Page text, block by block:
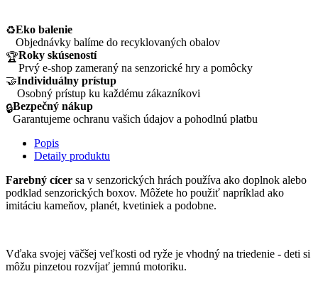
♻️Eko balenie
Objednávky balíme do recyklovaných obalov
🏆Roky skúseností
Prvý e-shop zameraný na senzorické hry a pomôcky
🤝Individuálny prístup
Osobný prístup ku každému zákazníkovi
🔒Bezpečný nákup
Garantujeme ochranu vašich údajov a pohodlnú platbu
Popis
Detaily produktu
Farebný cícer sa v senzorických hrách používa ako doplnok alebo
podklad senzorických boxov. Môžete ho použiť napríklad ako
imitáciu kameňov, planét, kvetiniek a podobne.
Vďaka svojej väčšej veľkosti od ryže je vhodný na triedenie - deti si
môžu pinzetou rozvíjať jemnú motoriku.